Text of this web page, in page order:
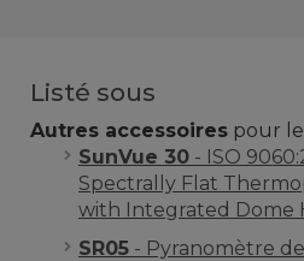
Listé sous
Autres accessoires pour
SunVue 30 - ISO
Spectrally Flat
with Integrated Dome
SR05 - Pyranomètre de